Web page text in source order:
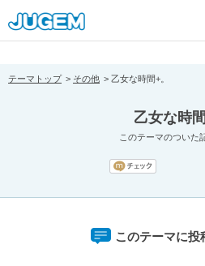
[pear_error: message="Success"
prefix="" info=""]
テーマトップ その他 乙女な時間+。
乙女な時間
このテーマのついた
このテーマに投